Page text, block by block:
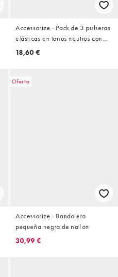
Accessorize - Pack de 3 pulseras
elásticas en tonos neutros con
piedras variadas
18,60 €
Oferta
Accessorize - Bandolera
pequeña negra de nailon
30,99 €